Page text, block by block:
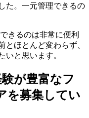
た。一元管理できるの
きるのは非常に便利
とほとんど変わらず、
いと思います。
が豊富なフ
を募集してい